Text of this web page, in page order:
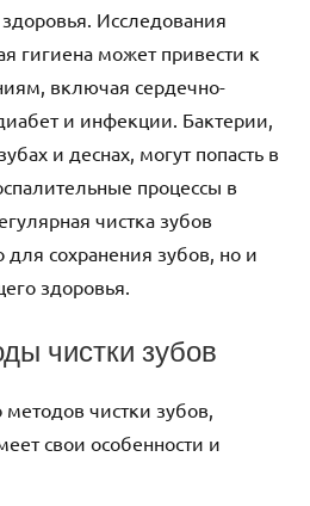
Исследования
гигиена может привести к
включая сердечно-
и инфекции. Бактерии,
и деснах, могут попасть в
процессы в
чистка зубов
сохранения зубов, но и
здоровья.
чистки зубов
методов чистки зубов,
свои особенности и